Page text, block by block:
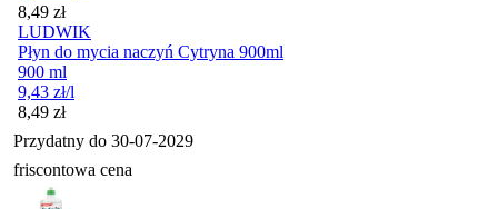
Cena
8,49 zł
LUDWIK
Płyn do mycia naczyń Cytryna 900ml
900 ml
9,43 zł/l
Cena
8,49 zł
Przydatny do 30-07-2029
friscontowa cena